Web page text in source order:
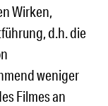
Wirken,
d.h. die
weniger
Filmes an